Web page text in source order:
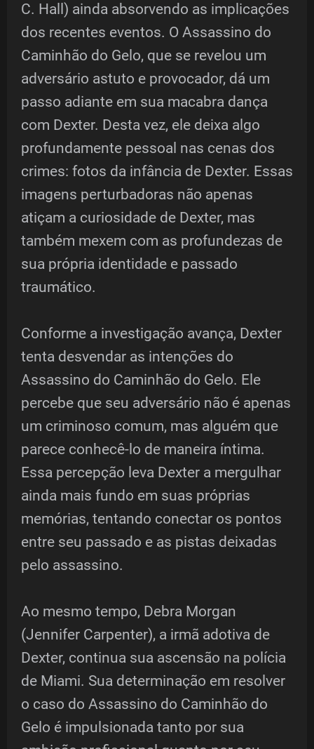
C. Hall) ainda absorvendo as implicações
dos recentes eventos. O Assassino do
Caminhão do Gelo, que se revelou um
adversário astuto e provocador, dá um
passo adiante em sua macabra dança
com Dexter. Desta vez, ele deixa algo
profundamente pessoal nas cenas dos
crimes: fotos da infância de Dexter. Essas
imagens perturbadoras não apenas
atiçam a curiosidade de Dexter, mas
também mexem com as profundezas de
sua própria identidade e passado
traumático.
Conforme a investigação avança, Dexter
tenta desvendar as intenções do
Assassino do Caminhão do Gelo. Ele
percebe que seu adversário não é apenas
um criminoso comum, mas alguém que
parece conhecê-lo de maneira íntima.
Essa percepção leva Dexter a mergulhar
ainda mais fundo em suas próprias
memórias, tentando conectar os pontos
entre seu passado e as pistas deixadas
pelo assassino.
Ao mesmo tempo, Debra Morgan
(Jennifer Carpenter), a irmã adotiva de
Dexter, continua sua ascensão na polícia
de Miami. Sua determinação em resolver
o caso do Assassino do Caminhão do
Gelo é impulsionada tanto por sua